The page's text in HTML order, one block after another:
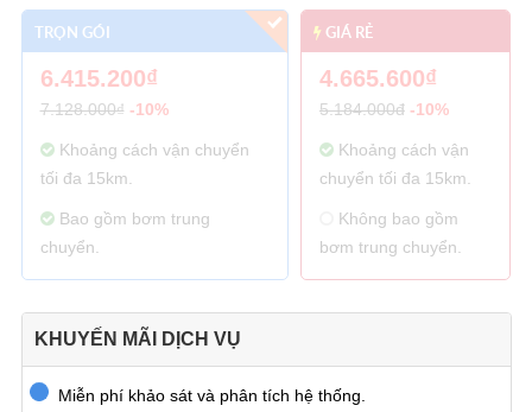
TRỌN GÓI
6.415.200₫
7.128.000₫ -10%
Khoảng cách vận chuyển
tối đa 15km.
Bao gồm bơm trung
chuyển.
GIÁ RẺ
4.665.600₫
5.184.000đ -10%
Khoảng cách vận
chuyển tối đa 15km.
Không bao gồm
bơm trung chuyển.
KHUYẾN MÃI DỊCH VỤ
Miễn phí khảo sát và phân tích hệ thống.